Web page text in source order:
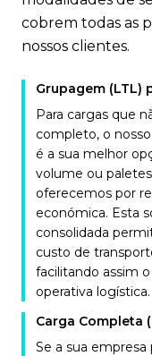
cobrem todas as
nossos clientes.
Grupagem (LTL)
Para cargas que
completo, o
é a sua melhor
volume ou
oferecemos por
económica. Esta
consolidada
custo de
facilitando assim
operativa logística.
Carga Completa
Se a sua